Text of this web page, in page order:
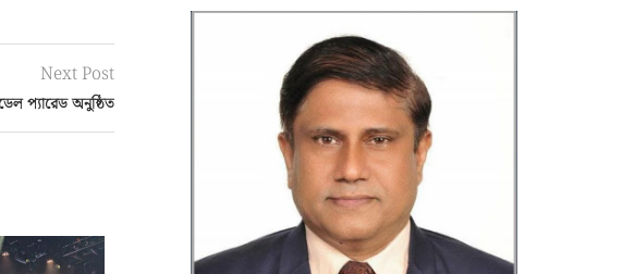
Next Post
প্যারেড অনুষ্ঠিত